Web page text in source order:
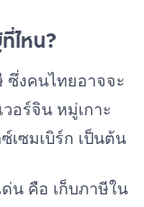
ไหน?
ซึ่งคนไทยอาจจะ
อร์จิน หมู่เกาะ
เซมเบิร์ก เป็นต้น
น คือ เก็บภาษีใน